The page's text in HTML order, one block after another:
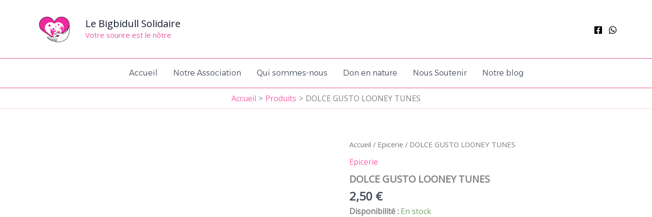
Le Bigbidull Solidaire
Votre sourire est le nôtre
Accueil Notre Association Qui sommes-nous Don en nature Nous Soutenir Notre blog
Accueil Produits DOLCE GUSTO LOONEY TUNES
Accueil / Epicerie / DOLCE GUSTO LOONEY TUNES
Epicerie
DOLCE GUSTO LOONEY TUNES
2,50 €
Disponibilité : En stock